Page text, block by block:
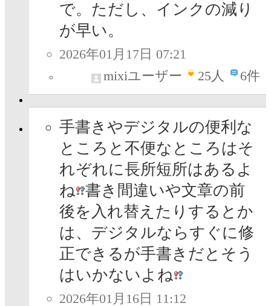
で。ただし、インクの減り
が早い。
2026年01月17日 07:21
mixiユーザー
25人 6件
手書きやデジタルの便利な
ところと不便なところはそ
れぞれに長所短所はあるよ
ね 書き間違いや文章の前
後を入れ替えたりするとか
は、デジタルならすぐに修
正できるが手書きだとそう
はいかないよね
2026年01月16日 11:12